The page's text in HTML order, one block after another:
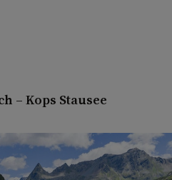
– Kops Stausee